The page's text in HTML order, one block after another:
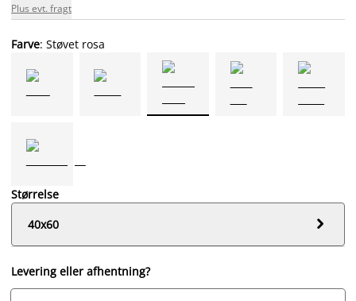
Plus evt. fragt
Farve: Støvet rosa
Størrelse
40x60

Levering eller afhentning?